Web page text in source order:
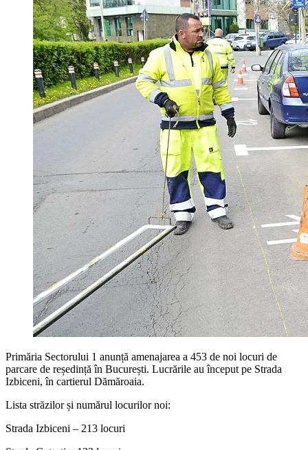
Primăria Sectorului 1 anunță amenajarea a 453 de noi locuri de
parcare de reședință în București. Lucrările au început pe Strada
Izbiceni, în cartierul Dămăroaia.
Lista străzilor și numărul locurilor noi:
Strada Izbiceni – 213 locuri